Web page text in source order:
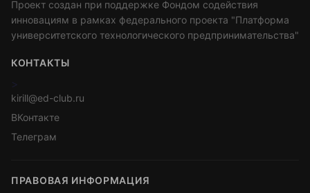
Проект создан при поддержке Фондом содействия
инновациям в рамках федерального проекта "Платформа
университетского технологического предпринимательства"
КОНТАКТЫ
>
kirill@ed-club.ru
ВКонтакте
Телеграм
ПРАВОВАЯ ИНФОРМАЦИЯ